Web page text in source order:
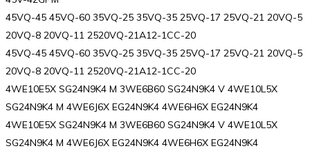
45VQ-45 45VQ-60 35VQ-25 35VQ-35 25VQ-17 25VQ-21 20VQ-5
20VQ-8 20VQ-11 2520VQ-21A12-1CC-20
45VQ-45 45VQ-60 35VQ-25 35VQ-35 25VQ-17 25VQ-21 20VQ-5
20VQ-8 20VQ-11 2520VQ-21A12-1CC-20
4WE10E5X SG24N9K4 M 3WE6B60 SG24N9K4 V 4WE10L5X
SG24N9K4 M 4WE6J6X EG24N9K4 4WE6H6X EG24N9K4
4WE10E5X SG24N9K4 M 3WE6B60 SG24N9K4 V 4WE10L5X
SG24N9K4 M 4WE6J6X EG24N9K4 4WE6H6X EG24N9K4